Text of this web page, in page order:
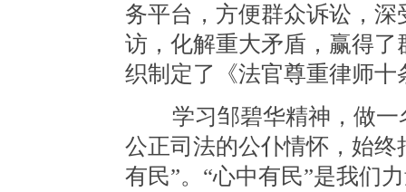
务平台，方便群众诉讼，
访，化解重大矛盾，赢得
织制定了《法官尊重律师
学习邹碧华精神，做一
公正司法的公仆情怀，始
有民”。“心中有民”是我们